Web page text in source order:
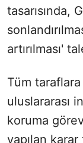
tasarısında,
artırılması'
Tüm
uluslararası
koruma
yapılan